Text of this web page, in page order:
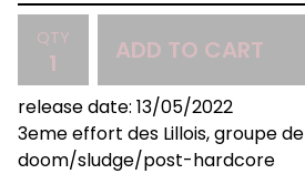
QTY ADD TO CART
release date: 13/05/2022
3eme effort des Lillois, groupe de
doom/sludge/post-hardcore